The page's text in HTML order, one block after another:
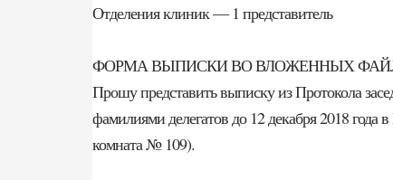
Отделения клиник — 1 представитель
ФОРМА ВЫПИСКИ ВО ВЛОЖЕННЫХ
Прошу представить выписку из Протокола
фамилиями делегатов до 12 декабря 2018
комната № 109).